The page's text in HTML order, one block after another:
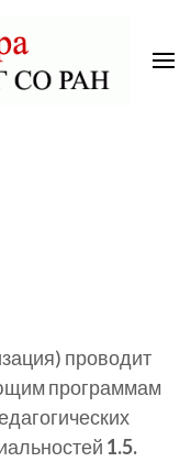
проводит
программам
1.5.